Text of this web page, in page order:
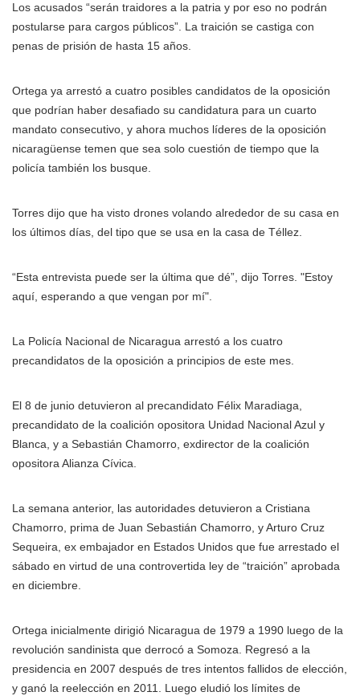
Los acusados “serán traidores a la patria y por eso no podrán
postularse para cargos públicos”. La traición se castiga con
penas de prisión de hasta 15 años.
Ortega ya arrestó a cuatro posibles candidatos de la oposición
que podrían haber desafiado su candidatura para un cuarto
mandato consecutivo, y ahora muchos líderes de la oposición
nicaragüense temen que sea solo cuestión de tiempo que la
policía también los busque.
Torres dijo que ha visto drones volando alrededor de su casa en
los últimos días, del tipo que se usa en la casa de Téllez.
“Esta entrevista puede ser la última que dé”, dijo Torres. "Estoy
aquí, esperando a que vengan por mí".
La Policía Nacional de Nicaragua arrestó a los cuatro
precandidatos de la oposición a principios de este mes.
El 8 de junio detuvieron al precandidato Félix Maradiaga,
precandidato de la coalición opositora Unidad Nacional Azul y
Blanca, y a Sebastián Chamorro, exdirector de la coalición
opositora Alianza Cívica.
La semana anterior, las autoridades detuvieron a Cristiana
Chamorro, prima de Juan Sebastián Chamorro, y Arturo Cruz
Sequeira, ex embajador en Estados Unidos que fue arrestado el
sábado en virtud de una controvertida ley de “traición” aprobada
en diciembre.
Ortega inicialmente dirigió Nicaragua de 1979 a 1990 luego de la
revolución sandinista que derrocó a Somoza. Regresó a la
presidencia en 2007 después de tres intentos fallidos de elección,
y ganó la reelección en 2011. Luego eludió los límites de